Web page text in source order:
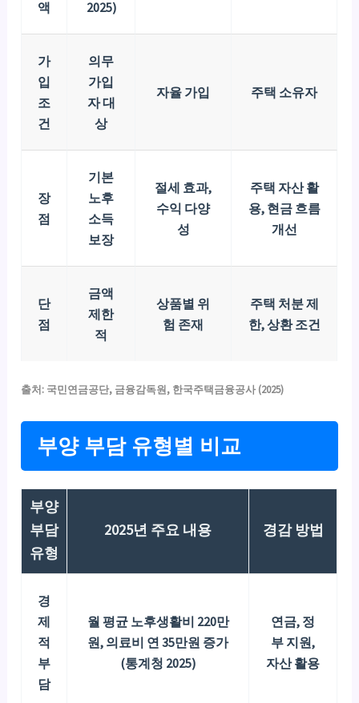
액 2025)
가
입
조
건
의무
가입
자 대
상
자율 가입 주택 소유자
장
점
기본
노후
소득
보장
절세 효과,
수익 다양
성
주택 자산 활
용, 현금 흐름
개선
단
점
금액
제한
적
상품별 위
험 존재
주택 처분 제
한, 상환 조건
출처: 국민연금공단, 금융감독원, 한국주택금융공사 (2025)
부양 부담 유형별 비교
부양
부담
유형
2025년 주요 내용 경감 방법
경
제
적
부
담
월 평균 노후생활비 220만
원, 의료비 연 35만원 증가
(통계청 2025)
연금, 정
부 지원,
자산 활용